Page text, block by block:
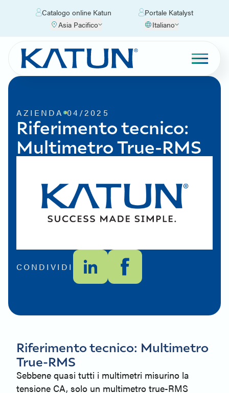
Catalogo online Katun
Portale Katalyst
Asia Pacifico
Italiano
AZIENDA 04/2025
Riferimento tecnico:
Multimetro True-RMS
CONDIVIDI
Riferimento tecnico: Multimetro
True-RMS
Sebbene quasi tutti i multimetri misurino la
tensione CA, solo un multimetro true-RMS